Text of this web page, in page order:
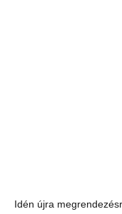
Idén újra